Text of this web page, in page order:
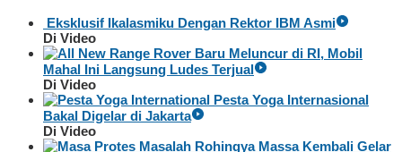
Eksklusif Ikalasmiku Dengan Rektor IBM Asmi
Di Video
Baru Meluncur di RI, Mobil
Mahal Ini Langsung Ludes Terjual
Di Video
Pesta Yoga Internasional
Bakal Digelar di Jakarta
Di Video
Massa Kembali Gelar